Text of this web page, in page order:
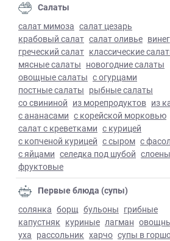
Салаты
салат мимоза салат цезарь
крабовый салат салат оливье
греческий салат классические
мясные салаты новогодние салаты
овощные салаты с огурцами
постные салаты рыбные салаты
со свининой из морепродуктов из
с ананасами с корейской морковью
салат с креветками с курицей
с копченой курицей с сыром с
с яйцами селедка под шубой
фруктовые
Первые блюда (супы)
солянка борщ бульоны грибные
капустняк куриные лагман
уха рассольник харчо супы в